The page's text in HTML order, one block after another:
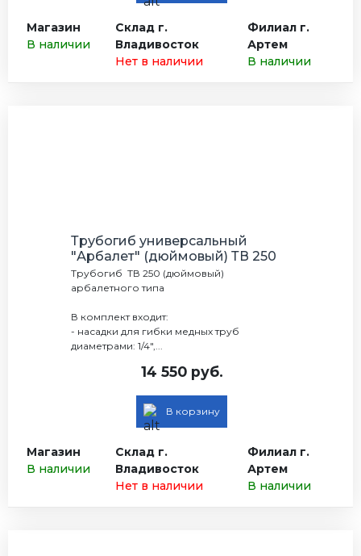
Магазин
В наличии
Склад г.
Владивосток
Нет в наличии
Филиал г.
Артем
В наличии
Трубогиб универсальный
"Арбалет" (дюймовый) ТВ 250
Трубогиб ТВ 250 (дюймовый)
арбалетного типа
В комплект входит:
- насадки для гибки медных труб
диаметрами: 1/4",...
14 550 руб.
В корзину
Магазин
В наличии
Склад г.
Владивосток
Нет в наличии
Филиал г.
Артем
В наличии